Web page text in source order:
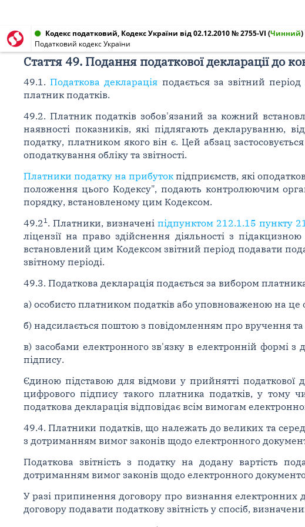
Кодекс податковий, Кодекс України від 02.12.2010 № 2755-VI (Чинний)
Податковий кодекс України